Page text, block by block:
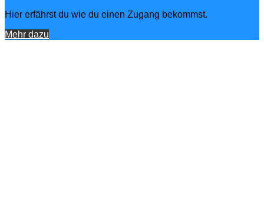
Hier erfährst du wie du einen Zugang bekommst.
Mehr dazu